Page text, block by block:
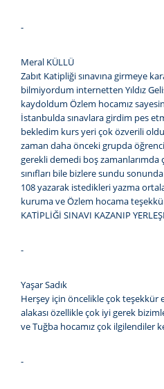
-
Meral KÜLLÜ
Zabıt Katipliği sınavına girmeye
bilmiyordum internetten Yıldız
kaydoldum Özlem hocamız
İstanbulda sınavlara girdim pes
bekledim kurs yeri çok özverili
zaman daha önceki grupda
gerekli demedi boş zamanlarımda
sınıfları bile bizlere sundu
108 yazarak istedikleri yazma
kuruma ve Özlem hocama
KATİPLİĞİ SINAVI KAZANIP
-
Yaşar Sadık
Herşey için öncelikle çok teşekkür
alakası özellikle çok iyi gerek
ve Tuğba hocamız çok ilgilendiler
-